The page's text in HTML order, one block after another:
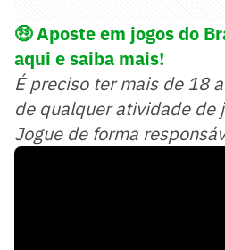
🤑Aposte em jogos do
aqui e saiba mais!
É preciso ter mais de 18
de qualquer atividade de
Jogue de forma